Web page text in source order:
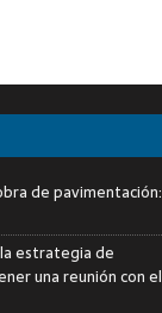
de pavimentación:
estrategia de
una reunión con el